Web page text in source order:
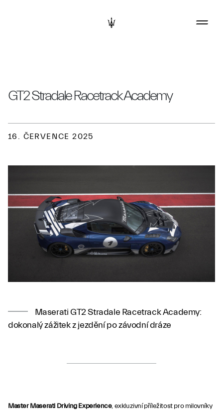
GT2 Stradale Racetrack Academy
16. ČERVENCE 2025
Maserati GT2 Stradale Racetrack Academy:
dokonalý zážitek z jezdění po závodní dráze
Master Maserati Driving Experience, exkluzivní příležitost pro milovníky